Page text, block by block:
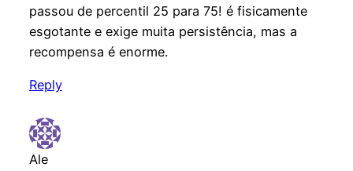
passou de percentil 25 para 75! é fisicamente
esgotante e exige muita persistência, mas a
recompensa é enorme.
Reply
Ale